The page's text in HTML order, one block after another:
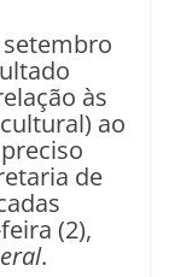
às
ao
de
(2),
.